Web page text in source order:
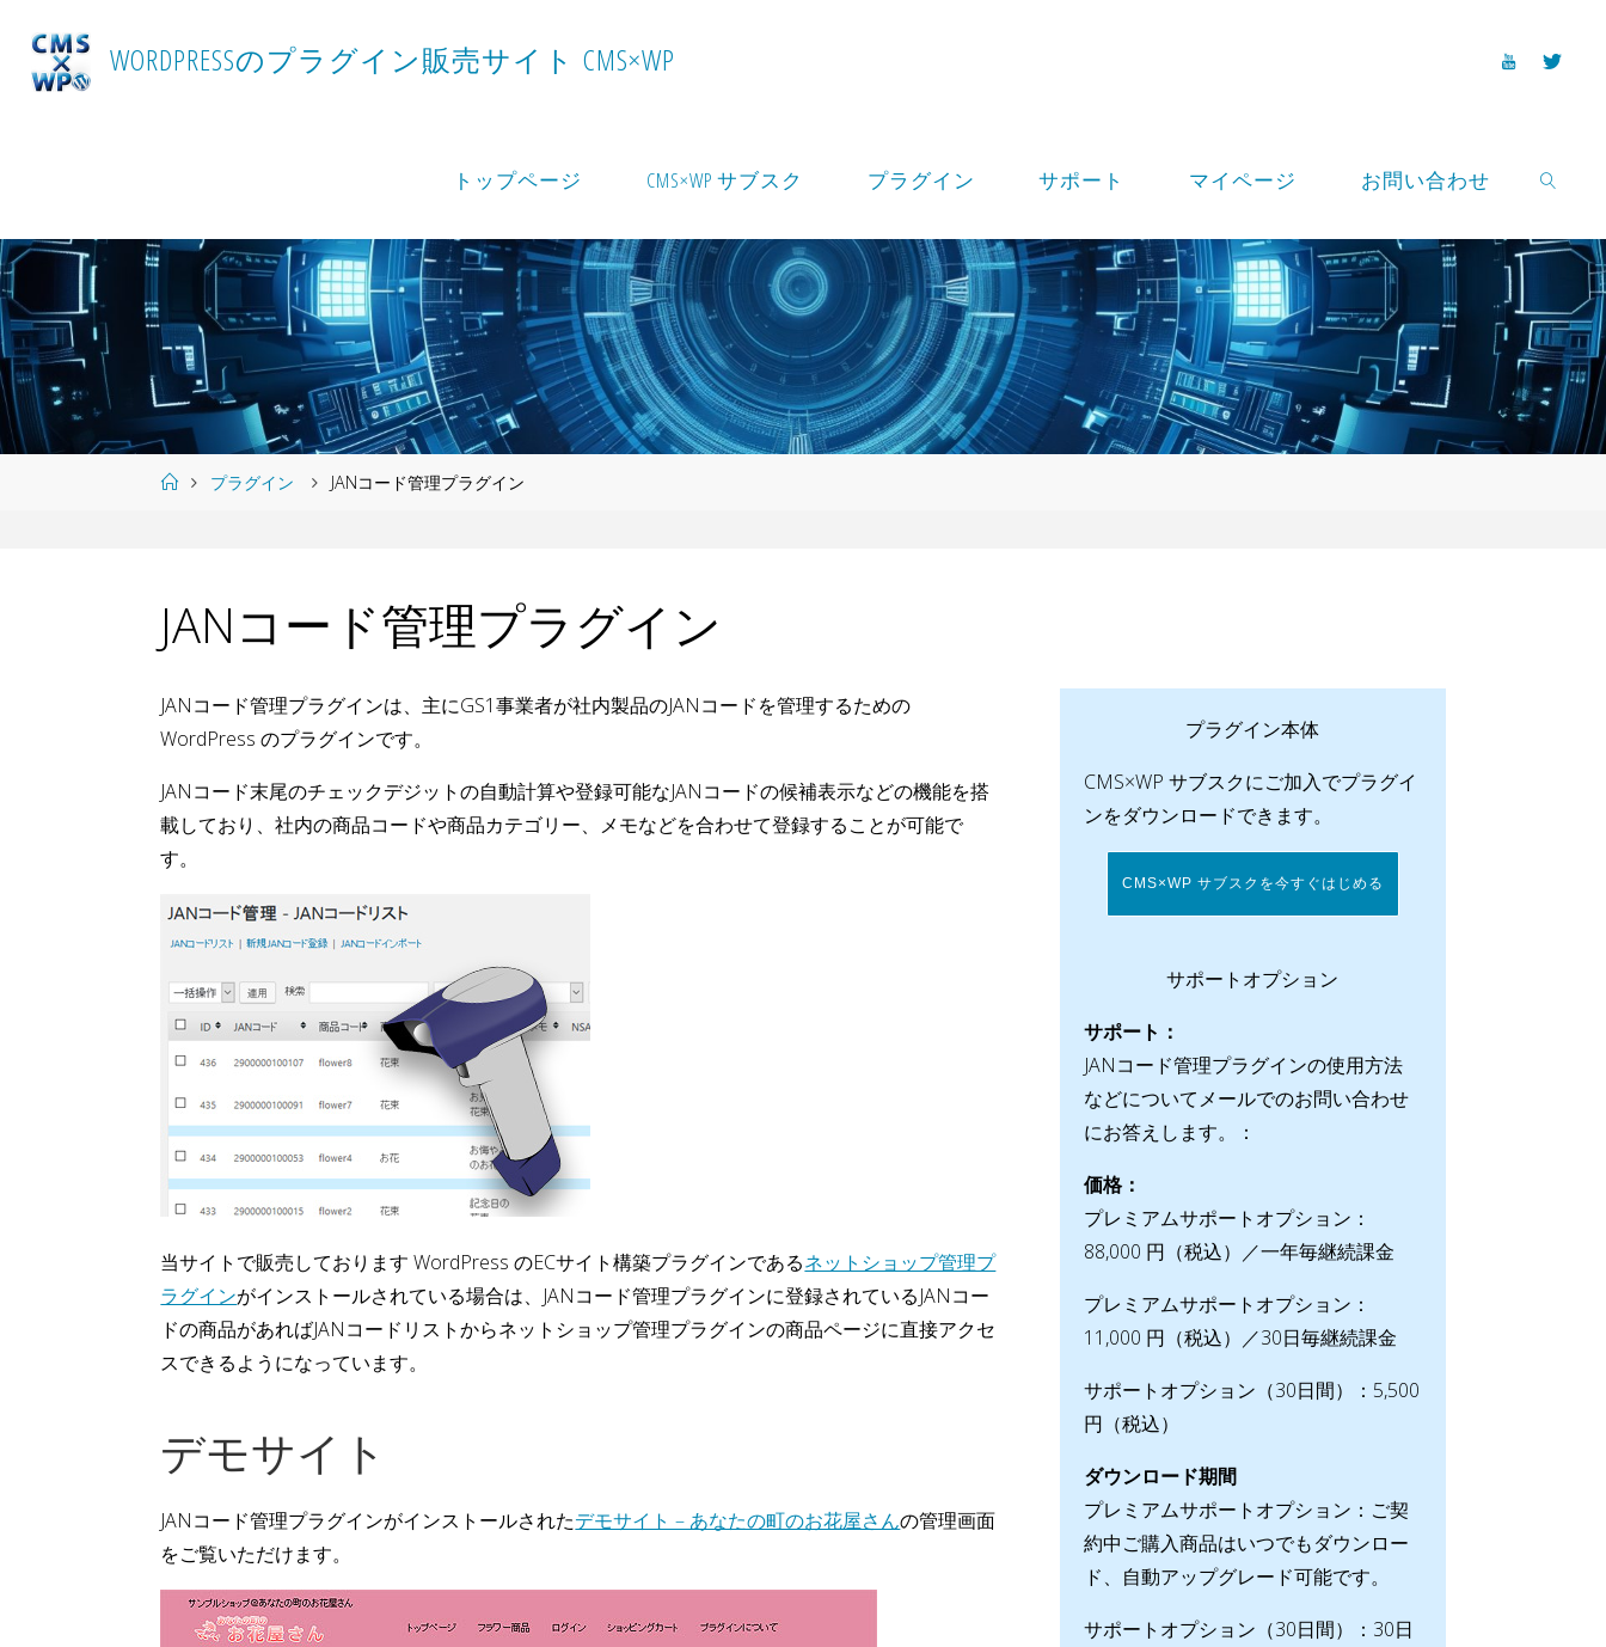
content
WORDPRESSのプラ グイ ン販売サイ ト CMS×WP
トップページ CMS×WP サブスク プラグイン サポート マイページ お問い合わせ
SEARCH
Homeプラグイン JANコード管理プラグイン
JANコード管理プラグイン
プラグイン本体
CMS×WP サブスクにご加入でプラグイ
ンをダウンロードできます。
CMS×WP サブスクを今すぐはじめる
サポートオプション
サポート：
JANコード管理プラグインの使用方法
などについてメールでのお問い合わせ
にお答えします。：
価格：
プレミアムサポートオプション：
88,000 円（税込）／一年毎継続課金
プレミアムサポートオプション：
11,000 円（税込）／30日毎継続課金
サポートオプション（30日間）：5,500
円（税込）
ダウンロード期間
プレミアムサポートオプション：ご契
約中ご購入商品はいつでもダウンロー
ド、自動アップグレード可能です。
サポートオプション（30日間）：30日
JANコード管理プラグインは、主にGS1事業者が社内製品のJANコードを管理するための
WordPress のプラグインです。
JANコード末尾のチェックデジットの自動計算や登録可能なJANコードの候補表示などの機能を搭
載しており、社内の商品コードや商品カテゴリー、メモなどを合わせて登録することが可能で
す。
当サイトで販売しております WordPress のECサイト構築プラグインであるネットショップ管理プ
ラグインがインストールされている場合は、JANコード管理プラグインに登録されているJANコー
ドの商品があればJANコードリストからネットショップ管理プラグインの商品ページに直接アクセ
スできるようになっています。
デモサイト
JANコード管理プラグインがインストールされたデモサイト – あなたの町のお花屋さんの管理画面
をご覧いただけます。